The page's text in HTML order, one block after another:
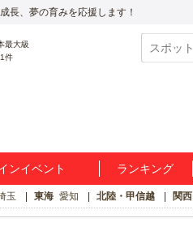
長、夢の育みを応援します！
件
ンイベント ランキング
玉 東海 愛知 北陸・甲信越 関西